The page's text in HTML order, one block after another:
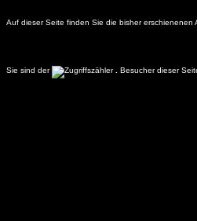
Auf dieser Seite finden Sie die bisher
Sie sind der . Besucher dieser